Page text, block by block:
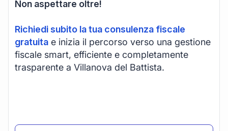
Non aspettare oltre!
Richiedi subito la tua consulenza fiscale
gratuita e inizia il percorso verso una gestione
fiscale smart, efficiente e completamente
trasparente a Villanova del Battista.